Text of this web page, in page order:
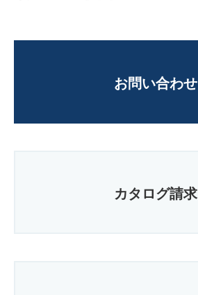
お問い合わせ
カタログ請求